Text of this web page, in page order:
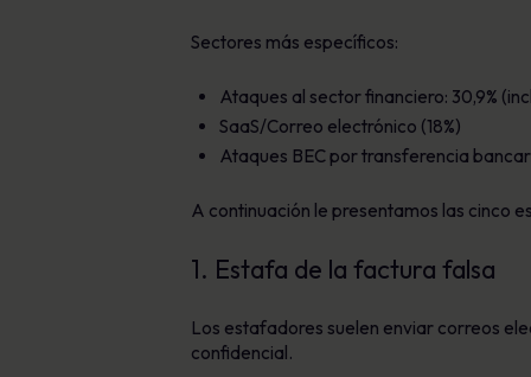
Sectores más específicos:
Ataques al sector financiero: 30,9%
SaaS/Correo electrónico (18%)
Ataques BEC por transferencia
A continuación le presentamos las cinco
1. Estafa de la factura falsa
Los estafadores suelen enviar correos
confidencial.